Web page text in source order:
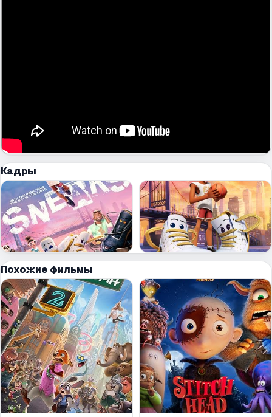
Кадры
Похожие фильмы